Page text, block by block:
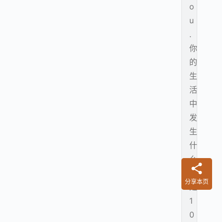
o
u
.
你
的
生
活
中
发
生
什
么
不
是
1
0
分享本页